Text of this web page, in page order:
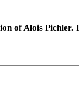
of Alois